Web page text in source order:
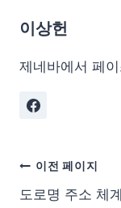
이상헌
제네바에서 페
이전 페이지
도로명 주소 체